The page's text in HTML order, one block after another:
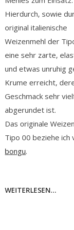
Hierdurch, sowie
original italienische
Weizenmehl der
eine sehr zarte,
und etwas unruhig
Krume erreicht,
Geschmack sehr
abgerundet ist.
Das originale
Tipo 00 beziehe ich
bongu.
WEITERLESEN...